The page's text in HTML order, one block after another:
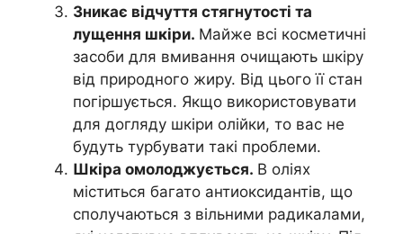
Зникає відчуття стягнутості та
лущення шкіри. Майже всі косметичні
засоби для вмивання очищають шкіру
від природного жиру. Від цього її стан
погіршується. Якщо використовувати
для догляду шкіри олійки, то вас не
будуть турбувати такі проблеми.
Шкіра омолоджується. В оліях
міститься багато антиоксидантів, що
сполучаються з вільними радикалами,